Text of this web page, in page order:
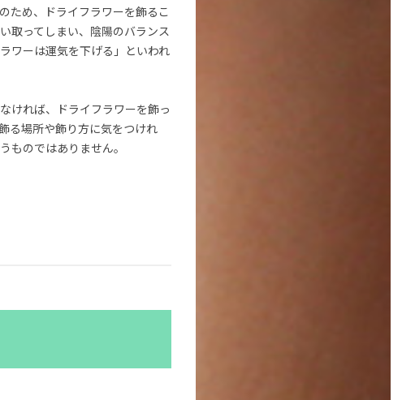
ため、ドライフラワーを飾るこ
取ってしまい、陰陽のバランス
ワーは運気を下げる」といわれ
ければ、ドライフラワーを飾っ
る場所や飾り方に気をつけれ
ものではありません。